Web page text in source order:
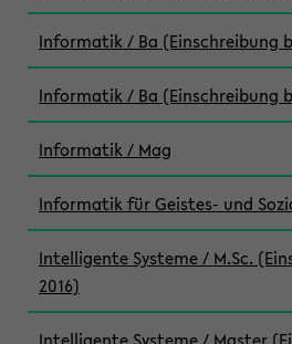
Informatik / Ba (Einschreibung
Informatik / Ba (Einschreibung
Informatik / Mag
Informatik für Geistes- und
Intelligente Systeme / M.Sc.
2016)